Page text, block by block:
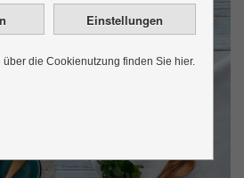
die Cookienutzung finden Sie hier.